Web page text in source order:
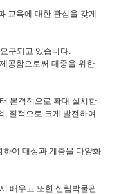
교육에 대한 관심을 갖게
구되고 있습니다.
공함으로써 대중을 위한
본격적으로 확대 실시한
, 질적으로 크게 발전하여
여 대상과 계층을 다양화
배우고 또한 산림박물관